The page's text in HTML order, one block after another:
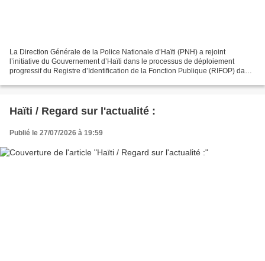
La Direction Générale de la Police Nationale d’Haïti (PNH) a rejoint
l’initiative du Gouvernement d’Haïti dans le processus de déploiement
progressif du Registre d’Identification de la Fonction Publique (RIFOP) dans
Haïti / Regard sur l'actualité :
Publié le 27/07/2026 à 19:59